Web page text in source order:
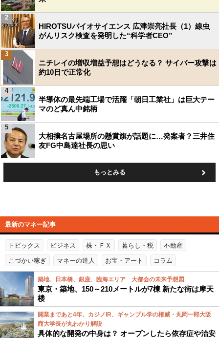
HIROTSUバイオサイエンス 広津崇亮社長（1）線虫
がんリスク検査を発明した“科学者CEO”
2
ニチレイの増収増益予想はどうなる？ サイバー攻撃は
約10日で正常化
3
半導体の最先端工場で活躍「朝日工業社」は巨大テー
マのど真ん中銘柄
4
大相撲名古屋場所の懸賞旗が話題に…発案者？三井住
友FG中島達社長の思い
5
もっとみる
最新のマネー記事
トピックス ビジネス 株・ＦＸ 暮らし・税 不動産
こづかい稼ぎ マネーの達人 お宝・アート コラム
築地、日本橋、銀座、臨海エリア 大都会の未来予想図
東京・築地、150～210メートルが7棟 新たな街は摩天
楼
開業まであと4年、カジノIR、ギャンブル学の権威・丸岡一郎大阪
商大学長が丸わかり解説
具体的な開発の中身は？ オープンしたら依存症や治安